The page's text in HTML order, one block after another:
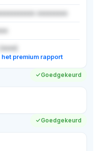
xxxxxxxxx
premium rapport
Goedgekeurd
Goedgekeurd